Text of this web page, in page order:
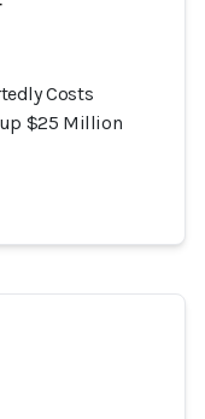
Costs
$25 Million